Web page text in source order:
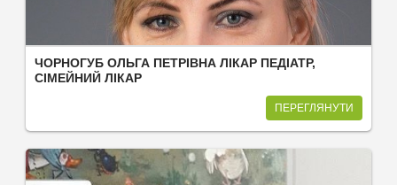
ЧОРНОГУБ ОЛЬГА ПЕТРІВНА ЛІКАР ПЕДІАТР,
СІМЕЙНИЙ ЛІКАР
ПЕРЕГЛЯНУТИ